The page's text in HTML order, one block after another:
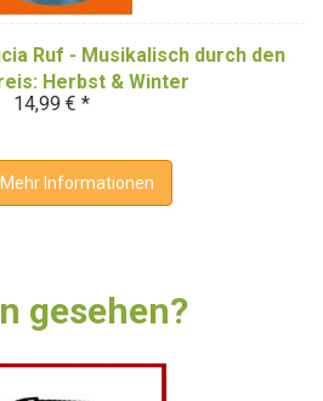
Ruf - Musikalisch durch den
Herbst & Winter
14,99 € *
Mehr Informationen
gesehen?